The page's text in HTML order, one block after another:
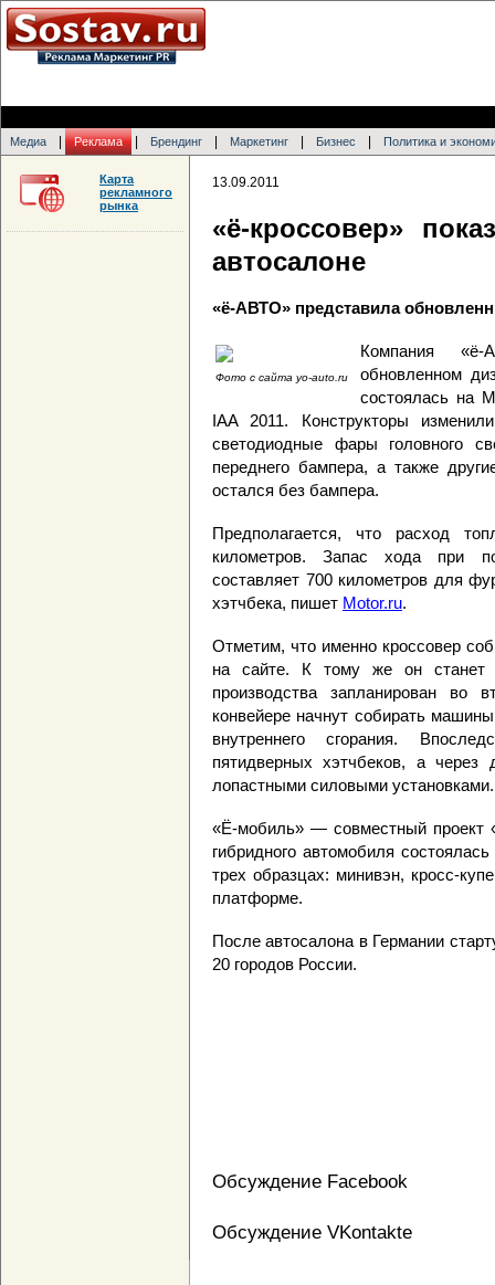
Медиа Реклама Брендинг Маркетинг Бизнес Политика и
13.09.2011
«ё-кроссовер»
автосалоне
«ё-АВТО» представила
Фото с сайта yo-auto.ru
Компания «ё-
обновленном
состоялась на
IAA 2011. Конструкторы
светодиодные фары головного
переднего бампера, а также
остался без бампера.
Предполагается, что расход
километров. Запас хода при
составляет 700 километров для
хэтчбека, пишет Motor.ru.
Отметим, что именно кроссовер
на сайте. К тому же он станет
производства запланирован во
конвейере начнут собирать
внутреннего сгорания.
пятидверных хэтчбеков, а
лопастными силовыми установками.
«Ё-мобиль» — совместный проект
гибридного автомобиля
трех образцах: минивэн, кросс-
платформе.
После автосалона в Германии
20 городов России.
Обсуждение Facebook
Обсуждение VKontakte
Карта
рекламного
рынка